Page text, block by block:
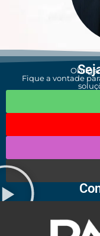
Fique a vontade